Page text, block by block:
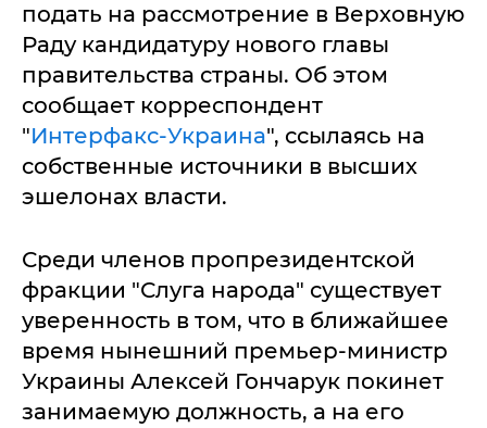
подать на рассмотрение в Верховную
Раду кандидатуру нового главы
правительства страны. Об этом
сообщает корреспондент
"Интерфакс-Украина", ссылаясь на
собственные источники в высших
эшелонах власти.
Среди членов пропрезидентской
фракции "Слуга народа" существует
уверенность в том, что в ближайшее
время нынешний премьер-министр
Украины Алексей Гончарук покинет
занимаемую должность, а на его